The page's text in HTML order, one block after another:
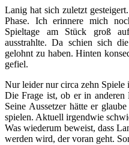
Lanig hat sich zuletzt
Phase. Ich erinnere mich
Spieltage am Stück groß
ausstrahlte. Da schien sich
gelohnt zu haben. Hinten
gefiel.
Nur leider nur circa zehn
Die Frage ist, ob er in anderen
Seine Aussetzer hätte er
spielen. Aktuell irgendwie
Was wiederum beweist, dass
werden wird, der voran geht.